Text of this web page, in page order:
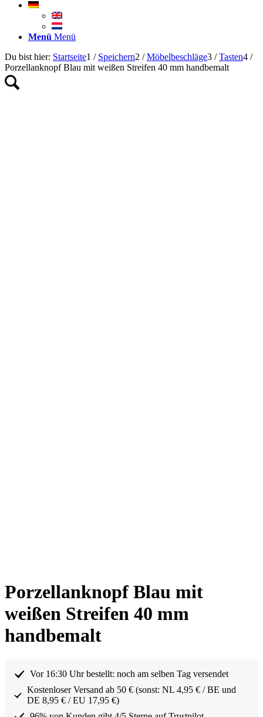
Menü Menü
Du bist hier: Startseite1 / Speichern2 / Möbelbeschläge3 / Tasten4 /
Porzellanknopf Blau mit weißen Streifen 40 mm handbemalt
Porzellanknopf Blau mit
weißen Streifen 40 mm
handbemalt
Vor 16:30 Uhr bestellt: noch am selben Tag versendet
Kostenloser Versand ab 50 € (sonst: NL 4,95 € / BE und
DE 8,95 € / EU 17,95 €)